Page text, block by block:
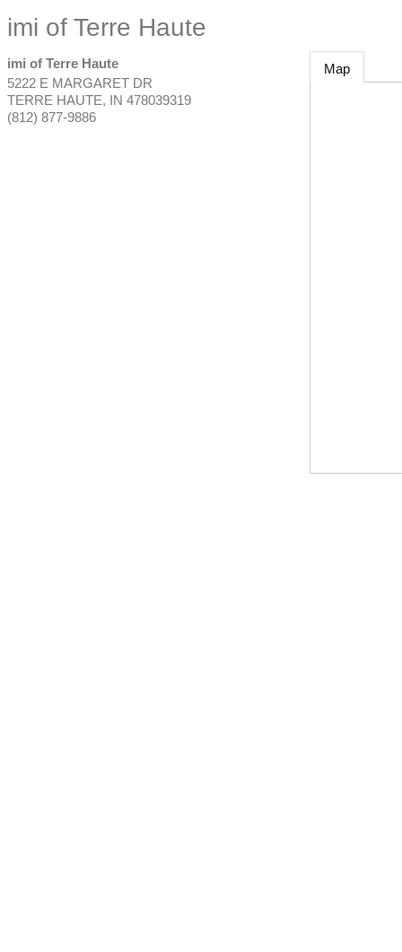
imi of Terre Haute
imi of Terre Haute
5222 E MARGARET DR
TERRE HAUTE, IN 478039319
(812) 877-9886
Map